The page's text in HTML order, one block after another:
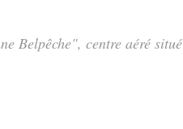
Belpêche", centre aéré situé